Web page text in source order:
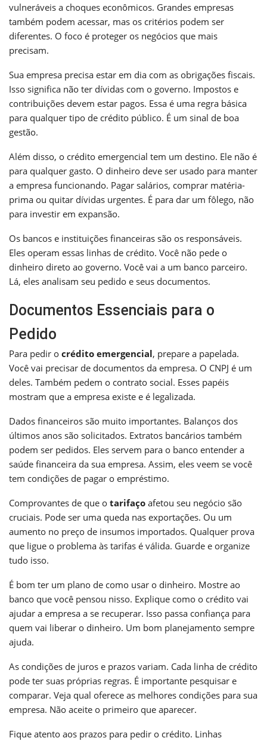
vulneráveis a choques econômicos. Grandes empresas
também podem acessar, mas os critérios podem ser
diferentes. O foco é proteger os negócios que mais
precisam.
Sua empresa precisa estar em dia com as obrigações fiscais.
Isso significa não ter dívidas com o governo. Impostos e
contribuições devem estar pagos. Essa é uma regra básica
para qualquer tipo de crédito público. É um sinal de boa
gestão.
Além disso, o crédito emergencial tem um destino. Ele não é
para qualquer gasto. O dinheiro deve ser usado para manter
a empresa funcionando. Pagar salários, comprar matéria-
prima ou quitar dívidas urgentes. É para dar um fôlego, não
para investir em expansão.
Os bancos e instituições financeiras são os responsáveis.
Eles operam essas linhas de crédito. Você não pede o
dinheiro direto ao governo. Você vai a um banco parceiro.
Lá, eles analisam seu pedido e seus documentos.
Documentos Essenciais para o
Pedido
Para pedir o crédito emergencial, prepare a papelada.
Você vai precisar de documentos da empresa. O CNPJ é um
deles. Também pedem o contrato social. Esses papéis
mostram que a empresa existe e é legalizada.
Dados financeiros são muito importantes. Balanços dos
últimos anos são solicitados. Extratos bancários também
podem ser pedidos. Eles servem para o banco entender a
saúde financeira da sua empresa. Assim, eles veem se você
tem condições de pagar o empréstimo.
Comprovantes de que o tarifaço afetou seu negócio são
cruciais. Pode ser uma queda nas exportações. Ou um
aumento no preço de insumos importados. Qualquer prova
que ligue o problema às tarifas é válida. Guarde e organize
tudo isso.
É bom ter um plano de como usar o dinheiro. Mostre ao
banco que você pensou nisso. Explique como o crédito vai
ajudar a empresa a se recuperar. Isso passa confiança para
quem vai liberar o dinheiro. Um bom planejamento sempre
ajuda.
As condições de juros e prazos variam. Cada linha de crédito
pode ter suas próprias regras. É importante pesquisar e
comparar. Veja qual oferece as melhores condições para sua
empresa. Não aceite o primeiro que aparecer.
Fique atento aos prazos para pedir o crédito. Linhas